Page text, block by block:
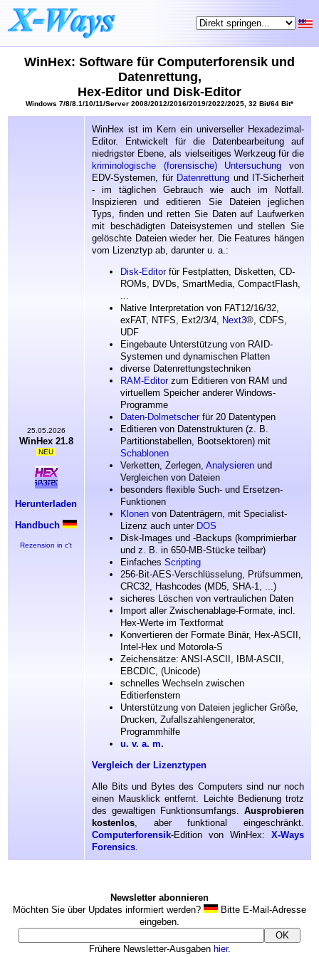
WinHex: Software für Computerforensik und
Datenrettung,
Hex-Editor und Disk-Editor
Windows 7/8/8.1/10/11/Server 2008/2012/2016/2019/2022/2025, 32 Bit/64 Bit*
25.05.2026
WinHex 21.8
NEU
Herunterladen
Handbuch
Rezension in c't
WinHex ist im Kern ein universeller Hexadezimal-
Editor. Entwickelt für die Datenbearbeitung auf
niedrigster Ebene, als vielseitiges Werkzeug für die
kriminologische (forensische) Untersuchung von
EDV-Systemen, für Datenrettung und IT-Sicherheit
- im täglichen Gebrauch wie auch im Notfall.
Inspizieren und editieren Sie Dateien jeglichen
Typs, finden und retten Sie Daten auf Laufwerken
mit beschädigten Dateisystemen und stellen Sie
gelöschte Dateien wieder her. Die Features hängen
vom Lizenztyp ab, darunter u. a.:
Disk-Editorfür Festplatten, Disketten, CD-
ROMs, DVDs, SmartMedia, CompactFlash,
...
Native Interpretation von FAT12/16/32,
exFAT, NTFS, Ext2/3/4, Next3®, CDFS,
UDF
Eingebaute Unterstützung von RAID-
Systemen und dynamischen Platten
diverse Datenrettungstechniken
RAM-Editorzum Editieren von RAM und
virtuellem Speicher anderer Windows-
Programme
Daten-Dolmetscherfür 20 Datentypen
Editieren von Datenstrukturen (z. B.
Partitionstabellen, Bootsektoren) mit
Schablonen
Verketten, Zerlegen, Analysieren und
Vergleichen von Dateien
besonders flexible Such- und Ersetzen-
Funktionen
Klonen von Datenträgern, mit Specialist-
Lizenz auch unter DOS
Disk-Images und -Backups (komprimierbar
und z. B. in 650-MB-Stücke teilbar)
Einfaches Scripting
256-Bit-AES-Verschlüsselung, Prüfsummen,
CRC32, Hashcodes (MD5, SHA-1, ...)
sicheres Löschen von vertraulichen Daten
Import aller Zwischenablage-Formate, incl.
Hex-Werte im Textformat
Konvertieren der Formate Binär, Hex-ASCII,
Intel-Hex und Motorola-S
Zeichensätze: ANSI-ASCII, IBM-ASCII,
EBCDIC, (Unicode)
schnelles Wechseln zwischen
Editierfenstern
Unterstützung von Dateien jeglicher Größe,
Drucken, Zufallszahlengenerator,
Programmhilfe
u. v. a. m.
Vergleich der Lizenztypen
Alle Bits und Bytes des Computers sind nur noch
einen Mausklick entfernt. Leichte Bedienung trotz
des gewaltigen Funktionsumfangs. Ausprobieren
kostenlos, aber funktional eingeschränkt.
Computerforensik-Edition von WinHex: X-Ways
Forensics.
Newsletter abonnieren
Möchten Sie über Updates informiert werden?
Bitte E-Mail-Adresse
eingeben.
Frühere Newsletter-Ausgaben hier.